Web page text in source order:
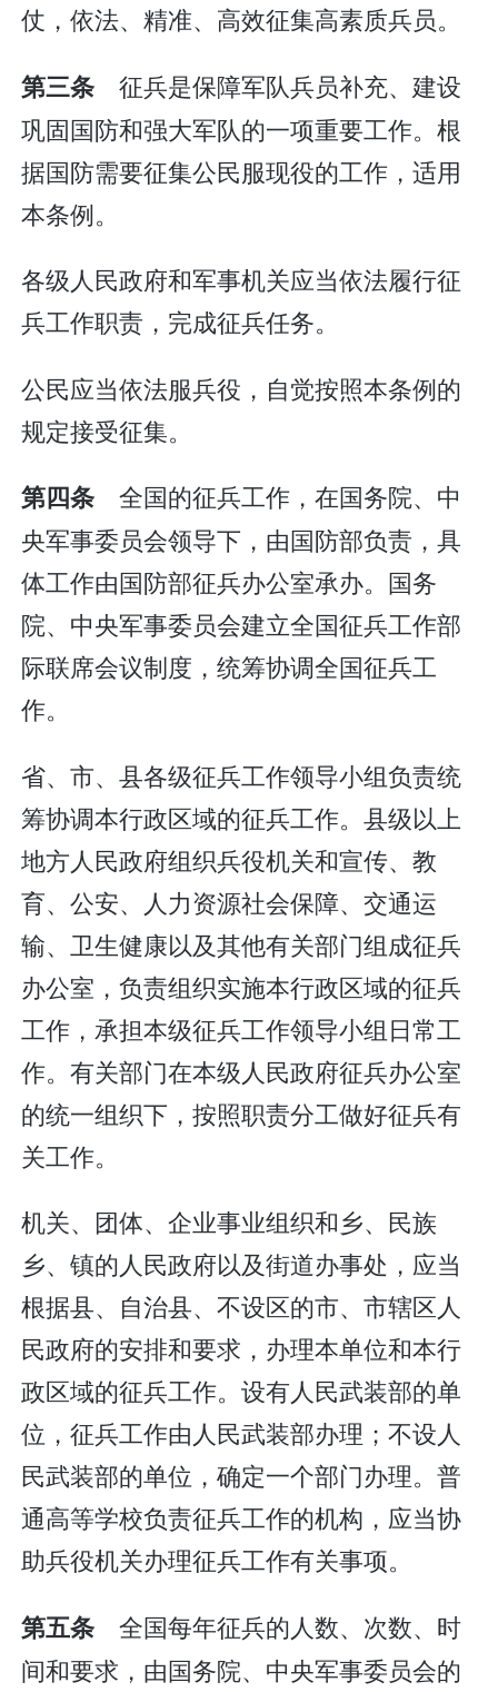
仗，依法、精准、高效征集高素质兵员。
第三条 征兵是保障军队兵员补充、建设
巩固国防和强大军队的一项重要工作。根
据国防需要征集公民服现役的工作，适用
本条例。
各级人民政府和军事机关应当依法履行征
兵工作职责，完成征兵任务。
公民应当依法服兵役，自觉按照本条例的
规定接受征集。
第四条 全国的征兵工作，在国务院、中
央军事委员会领导下，由国防部负责，具
体工作由国防部征兵办公室承办。国务
院、中央军事委员会建立全国征兵工作部
际联席会议制度，统筹协调全国征兵工
作。
省、市、县各级征兵工作领导小组负责统
筹协调本行政区域的征兵工作。县级以上
地方人民政府组织兵役机关和宣传、教
育、公安、人力资源社会保障、交通运
输、卫生健康以及其他有关部门组成征兵
办公室，负责组织实施本行政区域的征兵
工作，承担本级征兵工作领导小组日常工
作。有关部门在本级人民政府征兵办公室
的统一组织下，按照职责分工做好征兵有
关工作。
机关、团体、企业事业组织和乡、民族
乡、镇的人民政府以及街道办事处，应当
根据县、自治县、不设区的市、市辖区人
民政府的安排和要求，办理本单位和本行
政区域的征兵工作。设有人民武装部的单
位，征兵工作由人民武装部办理；不设人
民武装部的单位，确定一个部门办理。普
通高等学校负责征兵工作的机构，应当协
助兵役机关办理征兵工作有关事项。
第五条 全国每年征兵的人数、次数、时
间和要求，由国务院、中央军事委员会的